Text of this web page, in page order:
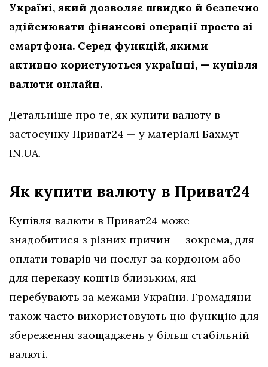
Україні, який дозволяє швидко й безпечно
здійснювати фінансові операції просто зі
смартфона. Серед функцій, якими
активно користуються українці, — купівля
валюти онлайн.
Детальніше про те, як купити валюту в
застосунку Приват24 — у матеріалі Бахмут
IN.UA.
Як купити валюту в Приват24
Купівля валюти в Приват24 може
знадобитися з різних причин — зокрема, для
оплати товарів чи послуг за кордоном або
для переказу коштів близьким, які
перебувають за межами України. Громадяни
також часто використовують цю функцію для
збереження заощаджень у більш стабільній
валюті.